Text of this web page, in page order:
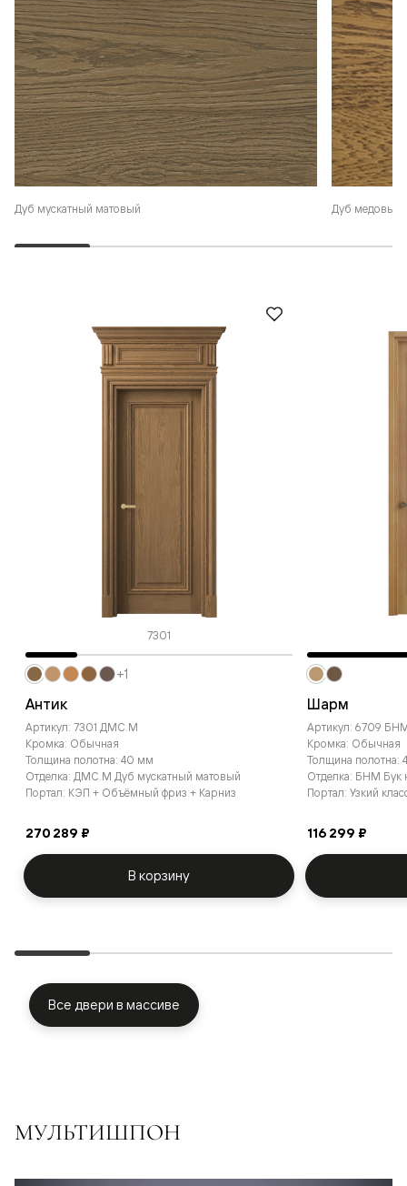
Дуб мускатный матовый Дуб медовый
7301
Антик
Артикул: 7301 ДМС.М
Кромка: Обычная
Толщина полотна: 40 мм
Отделка: ДМС.М Дуб мускатный матовый
Портал: КЭП + Объёмный фриз + Карниз
270 289 ₽
+1
В корзину
Шарм
Артикул: 6709
Кромка: Обычная
Толщина полотна:
Отделка: БНМ Бук
Портал: Узкий
116 299 ₽
Все двери в массиве
МУЛЬТИШПОН